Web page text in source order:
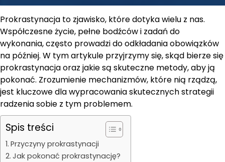
Prokrastynacja to zjawisko, które dotyka wielu z nas.
Współczesne życie, pełne bodźców i zadań do
wykonania, często prowadzi do odkładania obowiązków
na później. W tym artykule przyjrzymy się, skąd bierze się
prokrastynacja oraz jakie są skuteczne metody, aby ją
pokonać. Zrozumienie mechanizmów, które nią rządzą,
jest kluczowe dla wypracowania skutecznych strategii
radzenia sobie z tym problemem.
Spis treści
Przyczyny prokrastynacji
Jak pokonać prokrastynację?